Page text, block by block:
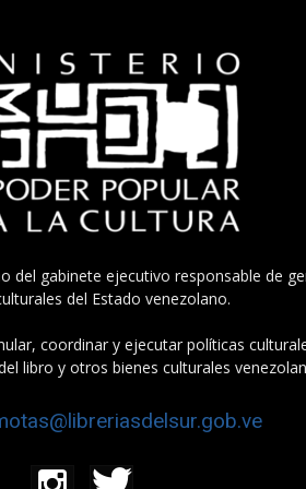
del gabinete ejecutivo responsable de
del Estado venezolano.
coordinar y ejecutar políticas
libro y otros bienes culturales